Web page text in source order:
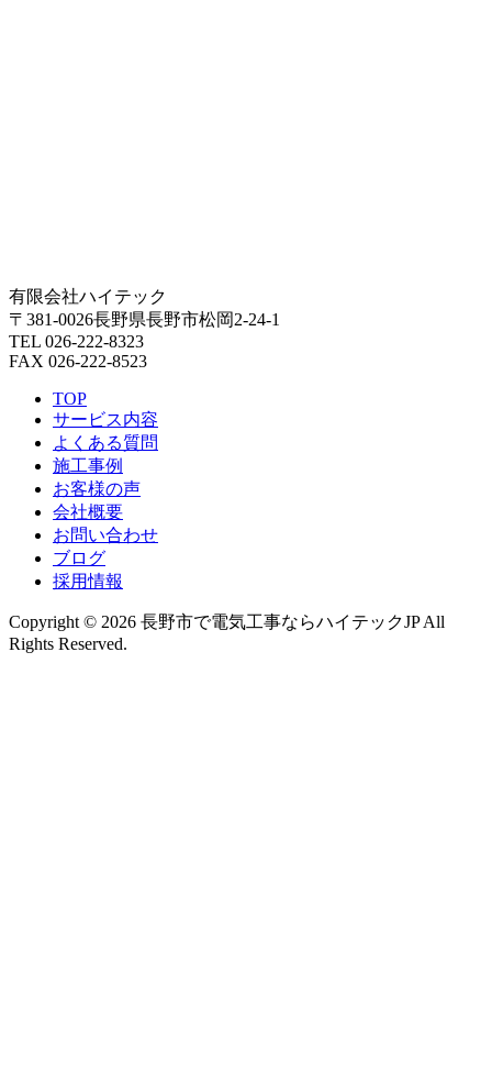
有限会社ハイテック
〒381-0026長野県長野市松岡2-24-1
TEL 026-222-8323
FAX 026-222-8523
TOP
サービス内容
よくある質問
施工事例
お客様の声
会社概要
お問い合わせ
ブログ
採用情報
Copyright © 2026 長野市で電気工事ならハイテックJP All
Rights Reserved.